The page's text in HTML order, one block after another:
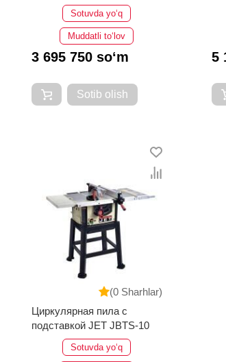
Sotuvda yo‘q
Muddatli to‘lov
3 695 750 so‘m
Sotib olish
5
(0 Sharhlar)
Циркулярная пила с
подставкой JET JBTS-10
Sotuvda yo‘q